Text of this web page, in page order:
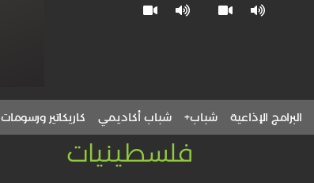
البرامج الإذاعية شباب+ شباب أكاديمي كاريكاتير ورسومات
فلسطينيات